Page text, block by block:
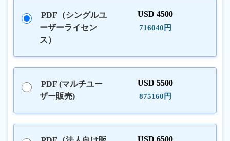
PDF（シングルユ
ーザーライセン
ス）
USD 4500
716040円
PDF (マルチユー
ザー販売)
USD 5500
875160円
USD 6500